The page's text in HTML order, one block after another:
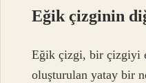
Eğik çizginin
Eğik çizgi, bir çizgiyi
oluşturulan yatay bir